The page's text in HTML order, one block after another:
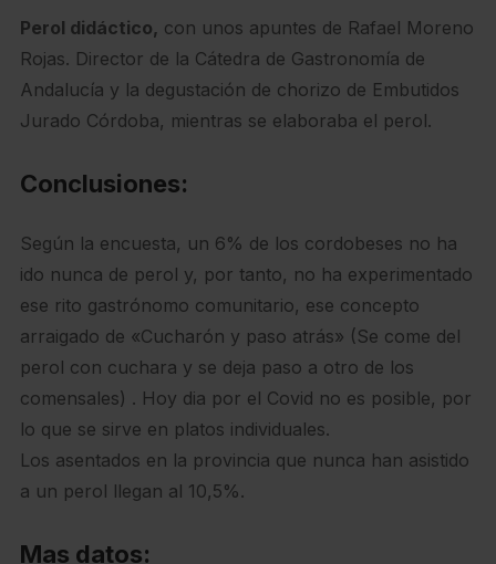
Perol didáctico, con unos apuntes de Rafael Moreno
Rojas. Director de la Cátedra de Gastronomía de
Andalucía y la degustación de chorizo de Embutidos
Jurado Córdoba, mientras se elaboraba el perol.
Conclusiones:
Según la encuesta, un 6% de los cordobeses no ha
ido nunca de perol y, por tanto, no ha experimentado
ese rito gastrónomo comunitario, ese concepto
arraigado de «Cucharón y paso atrás» (Se come del
perol con cuchara y se deja paso a otro de los
comensales) . Hoy dia por el Covid no es posible, por
lo que se sirve en platos individuales.
Los asentados en la provincia que nunca han asistido
a un perol llegan al 10,5%.
Mas datos: